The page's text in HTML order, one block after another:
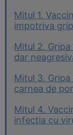
Mitul 1.
impotriva
Mitul 2.
dar
Mitul 3.
carnea de
Mitul 4.
infectia cu